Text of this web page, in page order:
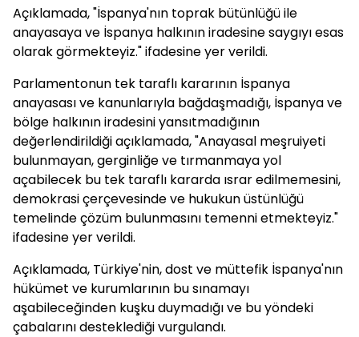
Açıklamada, "İspanya'nın toprak bütünlüğü ile
anayasaya ve İspanya halkının iradesine saygıyı esas
olarak görmekteyiz." ifadesine yer verildi.
Parlamentonun tek taraflı kararının İspanya
anayasası ve kanunlarıyla bağdaşmadığı, İspanya ve
bölge halkının iradesini yansıtmadığının
değerlendirildiği açıklamada, "Anayasal meşruiyeti
bulunmayan, gerginliğe ve tırmanmaya yol
açabilecek bu tek taraflı kararda ısrar edilmemesini,
demokrasi çerçevesinde ve hukukun üstünlüğü
temelinde çözüm bulunmasını temenni etmekteyiz."
ifadesine yer verildi.
Açıklamada, Türkiye'nin, dost ve müttefik İspanya'nın
hükümet ve kurumlarının bu sınamayı
aşabileceğinden kuşku duymadığı ve bu yöndeki
çabalarını desteklediği vurgulandı.